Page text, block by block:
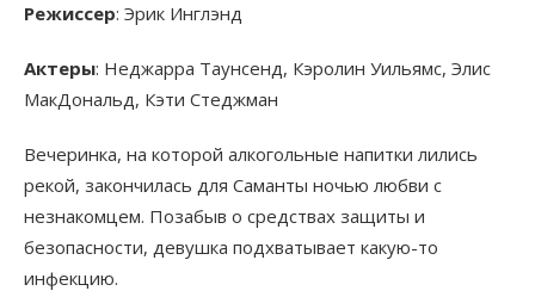
Режиссер: Эрик Инглэнд
Актеры: Неджарра Таунсенд, Кэролин Уильямс, Элис
МакДональд, Кэти Стеджман
Вечеринка, на которой алкогольные напитки лились
рекой, закончилась для Саманты ночью любви с
незнакомцем. Позабыв о средствах защиты и
безопасности, девушка подхватывает какую-то
инфекцию.